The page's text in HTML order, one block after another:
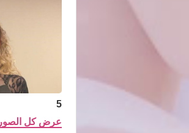
5
عرض كل الصور